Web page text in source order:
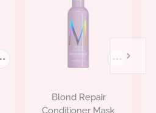
Blond Repair